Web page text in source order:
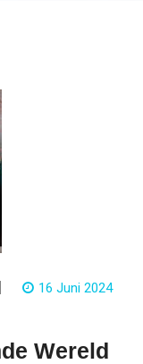
16 Juni 2024
Wereld